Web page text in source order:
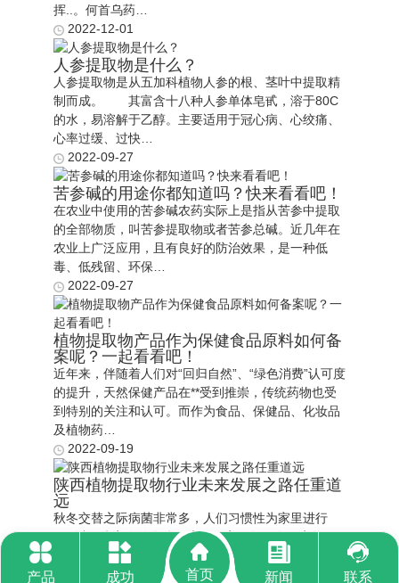
挥..。何首乌药…
2022-12-01
人参提取物是什么？
人参提取物是从五加科植物人参的根、茎叶中提取精
制而成。 其富含十八种人参单体皂甙，溶于80C
的水，易溶解于乙醇。主要适用于冠心病、心绞痛、
心率过缓、过快…
2022-09-27
苦参碱的用途你都知道吗？快来看看吧！
在农业中使用的苦参碱农药实际上是指从苦参中提取
的全部物质，叫苦参提取物或者苦参总碱。近几年在
农业上广泛应用，且有良好的防治效果，是一种低
毒、低残留、环保…
2022-09-27
植物提取物产品作为保健食品原料如何备
案呢？一起看看吧！
近年来，伴随着人们对“回归自然”、“绿色消费”认可度
的提升，天然保健产品在**受到推崇，传统药物也受
到特别的关注和认可。而作为食品、保健品、化妆品
及植物药…
2022-09-19
陕西植物提取物行业未来发展之路任重道
远
秋冬交替之际病菌非常多，人们习惯性为家里进行
**，以预防家人的身体健康。但家里如果有了宠物，
它们的身上难免会携带各种病毒、病菌，或感染人
体，此时就得用**水…
首页
产品 成功 新闻 联系